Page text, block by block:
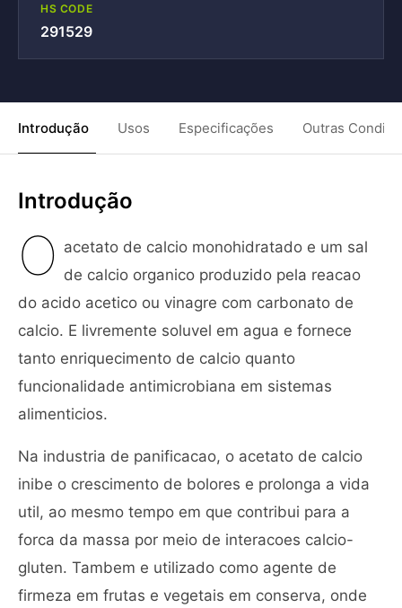
HS CODE
291529
Introdução Usos Especificações Outras
Introdução
O acetato de calcio monohidratado e um sal
de calcio organico produzido pela reacao
do acido acetico ou vinagre com carbonato de
calcio. E livremente soluvel em agua e fornece
tanto enriquecimento de calcio quanto
funcionalidade antimicrobiana em sistemas
alimenticios.
Na industria de panificacao, o acetato de calcio
inibe o crescimento de bolores e prolonga a vida
util, ao mesmo tempo em que contribui para a
forca da massa por meio de interacoes calcio-
gluten. Tambem e utilizado como agente de
firmeza em frutas e vegetais em conserva, onde